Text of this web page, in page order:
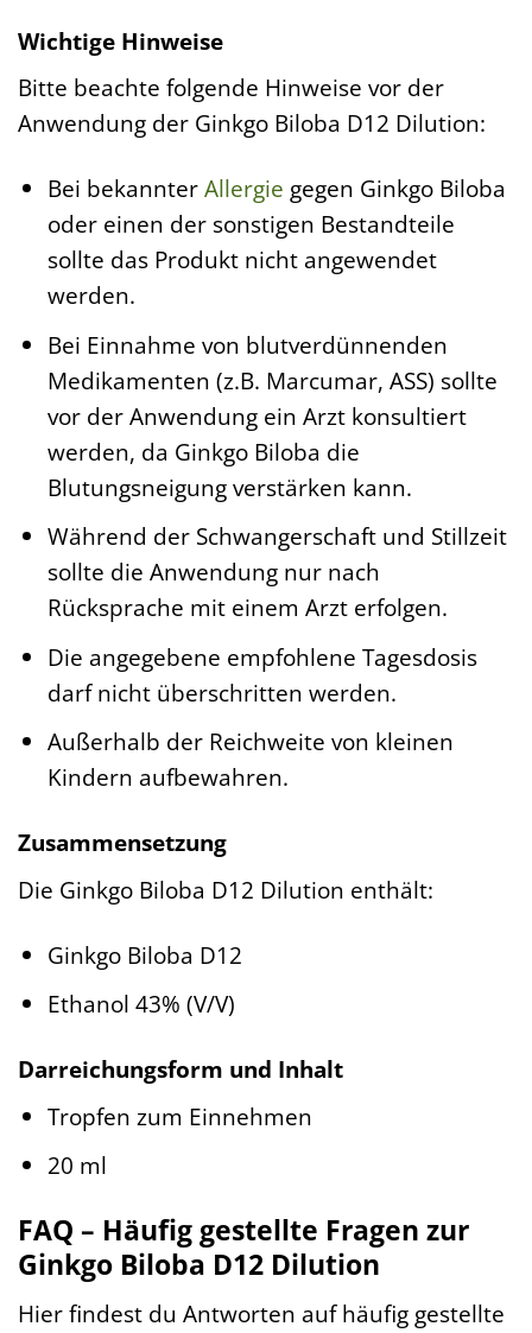
Wichtige Hinweise
Bitte beachte folgende Hinweise vor der
Anwendung der Ginkgo Biloba D12 Dilution:
Bei bekannterAllergie gegen Ginkgo Biloba
oder einen der sonstigen Bestandteile
sollte das Produkt nicht angewendet
werden.
Bei Einnahme von blutverdünnenden
Medikamenten (z.B. Marcumar, ASS) sollte
vor der Anwendung ein Arzt konsultiert
werden, da Ginkgo Biloba die
Blutungsneigung verstärken kann.
Während der Schwangerschaft und Stillzeit
sollte die Anwendung nur nach
Rücksprache mit einem Arzt erfolgen.
Die angegebene empfohlene Tagesdosis
darf nicht überschritten werden.
Außerhalb der Reichweite von kleinen
Kindern aufbewahren.
Zusammensetzung
Die Ginkgo Biloba D12 Dilution enthält:
Ginkgo Biloba D12
Ethanol 43% (V/V)
Darreichungsform und Inhalt
Tropfen zum Einnehmen
20 ml
FAQ – Häufig gestellte Fragen zur
Ginkgo Biloba D12 Dilution
Hier findest du Antworten auf häufig gestellte